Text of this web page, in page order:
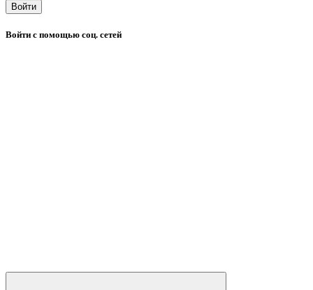
Войти
Войти с помощью соц. сетей